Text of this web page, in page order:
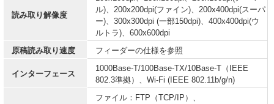
読み取り解像度
ル)、200x200dpi(ファイン)、200x400dpi(スーパ
ー)、300x300dpi (一部150dpi)、400x400dpi(ウ
ルトラ)、600x600dpi
原稿読み取り速度
フィーダーの仕様を参照
インターフェース
1000Base-T/100Base-TX/10Base-T（IEEE
802.3準拠）、Wi-Fi (IEEE 802.11b/g/n)
ファイル：FTP（TCP/IP）、